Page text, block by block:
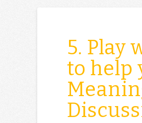
5. Play
to help